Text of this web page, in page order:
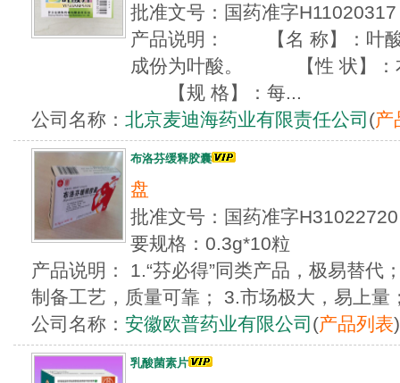
批准文号：国药准字
产品说明： 【名 称】：
成份为叶酸。 【性 状】：
【规 格】：每...
公司名称： 北京麦迪海药业有限责任公司 (产
布洛芬缓释胶囊
盘
批准文号：国药准字
要规格：0.3g*10粒
产品说明： 1.“芬必得”同类产品，极易替代
制备工艺，质量可靠； 3.市场极大，易上量
公司名称： 安徽欧普药业有限公司 (产品列表)
乳酸菌素片